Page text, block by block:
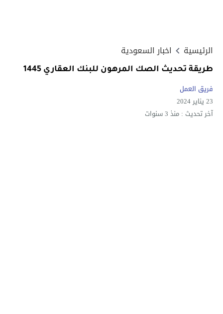
الرئيسية اخبار السعودية
طريقة تحديث الصك المرهون للبنك العقاري 1445
فريق العمل
23 يناير 2024
آخر تحديث : منذ 3 سنوات